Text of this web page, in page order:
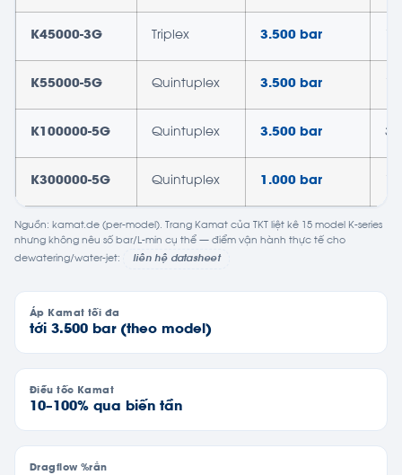
K45000-3G Triplex 3.500 bar
K55000-5G Quintuplex 3.500 bar
K100000-5G Quintuplex 3.500 bar
K300000-5G Quintuplex 1.000 bar
Nguồn: kamat.de (per-model). Trang Kamat của TKT liệt kê 15 model K-series
nhưng không nêu số bar/L-min cụ thể — điểm vận hành thực tế cho
dewatering/water-jet:
liên hệ datasheet
Áp Kamat tối đa
tới 3.500 bar (theo model)
Điều tốc Kamat
10–100% qua biến tần
Dragflow %rắn